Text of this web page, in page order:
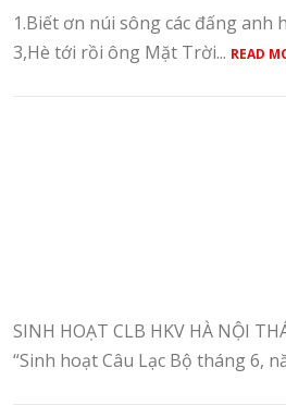
1.Biết ơn núi sông các đấng
3,Hè tới rồi ông Mặt Trời... READ
SINH HOẠT CLB HKV HÀ NỘI
“Sinh hoạt Câu Lạc Bộ tháng 6,